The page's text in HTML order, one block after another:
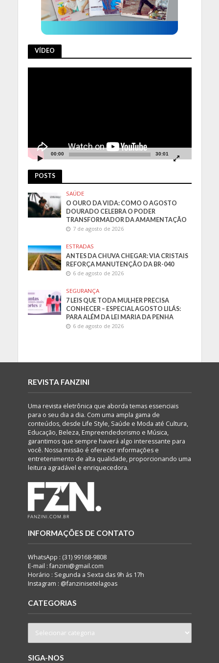
VÍDEO
00:00 30:01
POSTS
SAÚDE
O OURO DA VIDA: COMO O AGOSTO
DOURADO CELEBRA O PODER
TRANSFORMADOR DA AMAMENTAÇÃO
7 de agosto de 2026
ESTRADAS
ANTES DA CHUVA CHEGAR: VIA CRISTAIS
REFORÇA MANUTENÇÃO DA BR-040
6 de agosto de 2026
SEGURANÇA
7 LEIS QUE TODA MULHER PRECISA
CONHECER – ESPECIAL AGOSTO LILÁS:
PARA ALÉM DA LEI MARIA DA PENHA
6 de agosto de 2026
REVISTA FANZINI
Uma revista eletrônica que aborda temas essenciais
para o seu dia a dia. Com uma ampla gama de
conteúdos, desde Life Style, Saúde e Moda até Cultura,
Educação, Beleza, Empreendedorismo e Música,
garantimos que sempre haverá algo interessante para
você. Nossa missão é oferecer informações e
entretenimento de alta qualidade, proporcionando uma
leitura agradável e enriquecedora.
INFORMAÇÕES DE CONTATO
WhatsApp : (31) 99168-9808
E-mail : fanzini@gmail.com
Horário : Segunda a Sexta das 9h ás 17h
Instagram : @fanzinisetelagoas
CATEGORIAS
SIGA-NOS